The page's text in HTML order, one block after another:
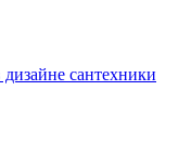
сантехники